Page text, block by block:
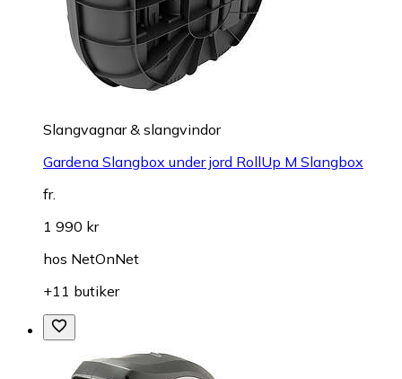
Slangvagnar & slangvindor
Gardena Slangbox under jord RollUp M Slangbox
fr.
1 990 kr
hos NetOnNet
+11 butiker